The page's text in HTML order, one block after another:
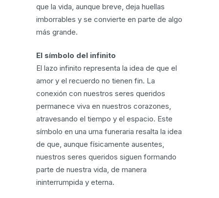
que la vida, aunque breve, deja huellas
imborrables y se convierte en parte de algo
más grande.
El símbolo del infinito
El lazo infinito representa la idea de que el
amor y el recuerdo no tienen fin. La
conexión con nuestros seres queridos
permanece viva en nuestros corazones,
atravesando el tiempo y el espacio. Este
símbolo en una urna funeraria resalta la idea
de que, aunque físicamente ausentes,
nuestros seres queridos siguen formando
parte de nuestra vida, de manera
ininterrumpida y eterna.